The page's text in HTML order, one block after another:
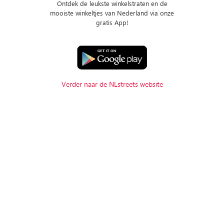
Ontdek de leukste winkelstraten en de
mooiste winkeltjes van Nederland via onze
gratis App!
Verder naar de NLstreets website